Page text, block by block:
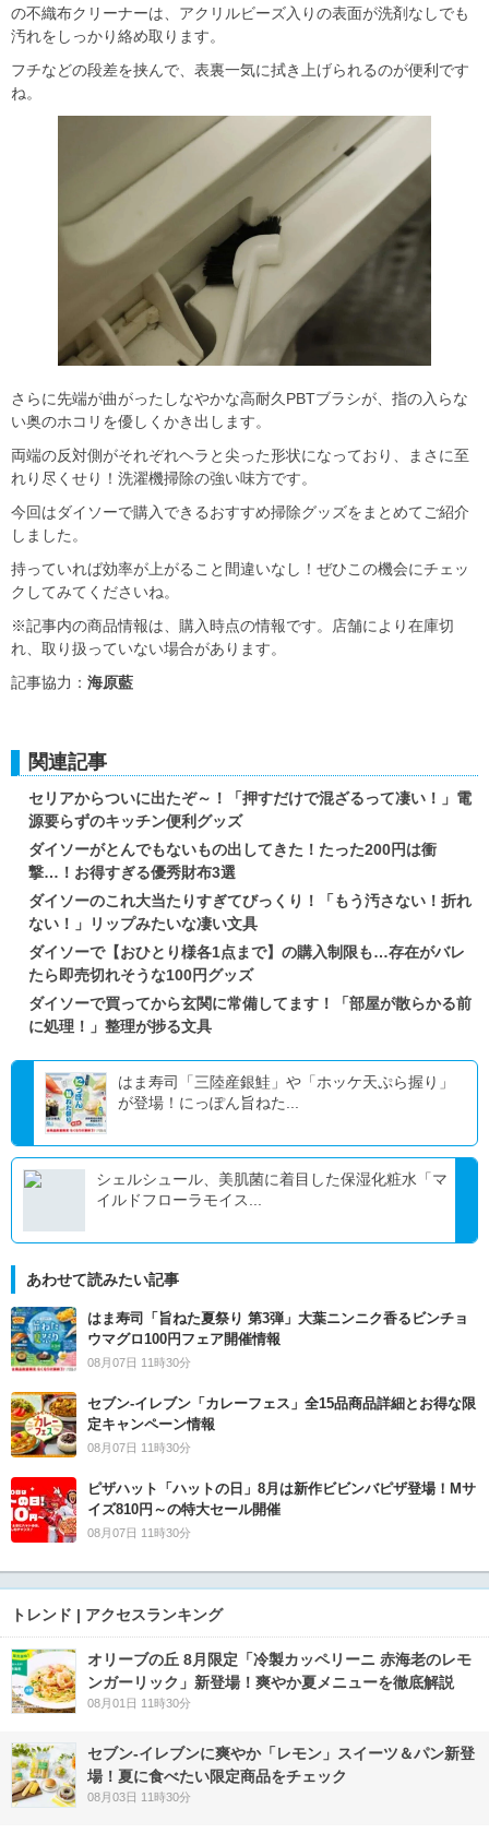
の不織布クリーナーは、アクリルビーズ入りの表面が洗剤なしでも
汚れをしっかり絡め取ります。
フチなどの段差を挟んで、表裏一気に拭き上げられるのが便利です
ね。
さらに先端が曲がったしなやかな高耐久PBTブラシが、指の入らな
い奥のホコリを優しくかき出します。
両端の反対側がそれぞれヘラと尖った形状になっており、まさに至
れり尽くせり！洗濯機掃除の強い味方です。
今回はダイソーで購入できるおすすめ掃除グッズをまとめてご紹介
しました。
持っていれば効率が上がること間違いなし！ぜひこの機会にチェッ
クしてみてくださいね。
※記事内の商品情報は、購入時点の情報です。店舗により在庫切
れ、取り扱っていない場合があります。
記事協力： 海原藍
関連記事
セリアからついに出たぞ～！「押すだけで混ざるって凄い！」電
源要らずのキッチン便利グッズ
ダイソーがとんでもないもの出してきた！たった200円は衝
撃…！お得すぎる優秀財布3選
ダイソーのこれ大当たりすぎてびっくり！「もう汚さない！折れ
ない！」リップみたいな凄い文具
ダイソーで【おひとり様各1点まで】の購入制限も…存在がバレ
たら即売切れそうな100円グッズ
ダイソーで買ってから玄関に常備してます！「部屋が散らかる前
に処理！」整理が捗る文具
はま寿司「三陸産銀鮭」や「ホッケ天ぷら握り」
が登場！にっぽん旨ねた...
シェルシュール、美肌菌に着目した保湿化粧水「マ
イルドフローラモイス...
あわせて読みたい記事
はま寿司「旨ねた夏祭り 第3弾」大葉ニンニク香るビンチョ
ウマグロ100円フェア開催情報
08月07日 11時30分
セブン‐イレブン「カレーフェス」全15品商品詳細とお得な限
定キャンペーン情報
08月07日 11時30分
ピザハット「ハットの日」8月は新作ビビンバピザ登場！Mサ
イズ810円～の特大セール開催
08月07日 11時30分
トレンド | アクセスランキング
オリーブの丘 8月限定「冷製カッペリーニ 赤海老のレモ
ンガーリック」新登場！爽やか夏メニューを徹底解説
08月01日 11時30分
セブン‐イレブンに爽やか「レモン」スイーツ＆パン新登
場！夏に食べたい限定商品をチェック
08月03日 11時30分